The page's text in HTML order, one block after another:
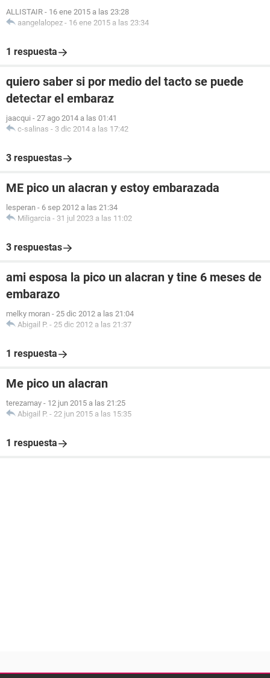
ALLISTAIR - 16 ene 2015 a las 23:28
aangelalopez - 16 ene 2015 a las 23:34
1 respuesta
quiero saber si por medio del tacto se puede
detectar el embaraz
jaacqui - 27 ago 2014 a las 01:41
c-salinas - 3 dic 2014 a las 17:42
3 respuestas
ME pico un alacran y estoy embarazada
lesperan - 6 sep 2012 a las 21:34
Miligarcia - 31 jul 2023 a las 11:02
3 respuestas
ami esposa la pico un alacran y tine 6 meses de
embarazo
melky moran - 25 dic 2012 a las 21:04
Abigail P. - 25 dic 2012 a las 21:37
1 respuesta
Me pico un alacran
terezamay - 12 jun 2015 a las 21:25
Abigail P. - 22 jun 2015 a las 15:35
1 respuesta